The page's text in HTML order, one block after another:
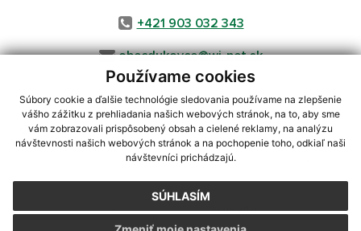
Používame cookies
Súbory cookie a ďalšie technológie sledovania používame na zlepšenie
vášho zážitku z prehliadania našich webových stránok, na to, aby sme
vám zobrazovali prispôsobený obsah a cielené reklamy, na analýzu
návštevnosti našich webových stránok a na pochopenie toho, odkiaľ naši
návštevníci prichádzajú.
SÚHLASÍM
+421 903 032 343
obecdukovce@wi-net.sk
využite možnosť získavania aktuálnych informácií s využitím RSS
CMS systém (redakčný) systém ECHELON 2,Mapa stránok,web portál
webex.digital, s.r.o.,domény,registrácia domény
Posledná aktualizácia:04.08.2026